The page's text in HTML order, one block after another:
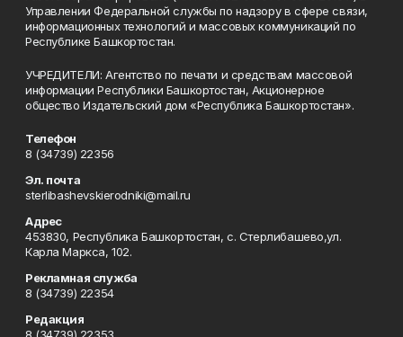
Управлении Федеральной службы по надзору в сфере связи,
информационных технологий и массовых коммуникаций по
Республике Башкортостан.
УЧРЕДИТЕЛИ: Агентство по печати и средствам массовой
информации Республики Башкортостан, Акционерное
общество Издательский дом «Республика Башкортостан».
Телефон
8 (34739) 22356
Эл. почта
sterlibashevskierodniki@mail.ru
Адрес
453830, Республика Башкортостан, c. Стерлибашево,ул.
Карла Маркса, 102.
Рекламная служба
8 (34739) 22354
Редакция